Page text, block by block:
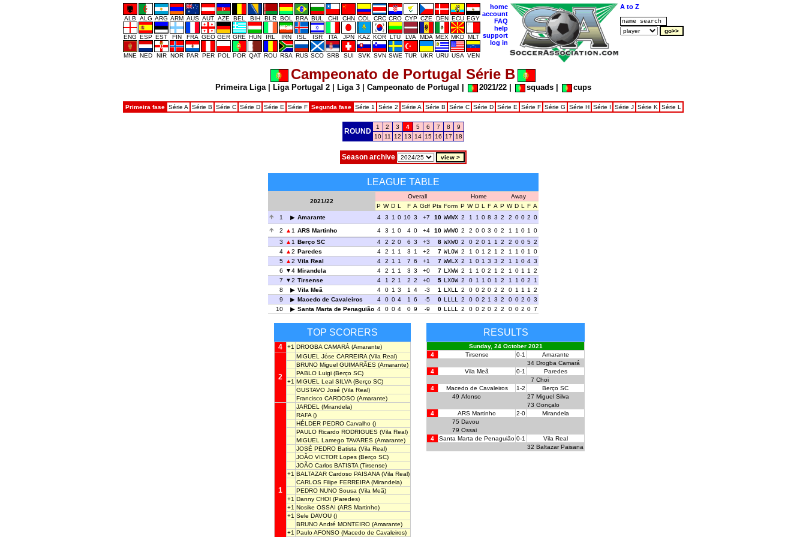
ALB ALG ARG ARM AUS AUT AZE BEL BIH BLR BOL BRA BUL CHI CHN COL CRC CRO CYP CZE DEN ECU EGY
ENG ESP EST FIN FRA GEO GER GRE HUN IRL IRN ISL ISR ITA JPN KAZ KOR LTU LVA MDA MEX MKD MLT
MNE NED NIR NOR PAR PER POL POR QAT ROU RSA RUS SCO SRB SUI SVK SVN SWE TUR UKR URU USA VEN
home
account
FAQ
help
support
log in
A to Z
Campeonato de Portugal Série B
Primeira Liga| Liga Portugal 2| Liga 3| Campeonato de Portugal 2021/22| squads| cups
Primeira fase Série A Série B Série C Série D Série E Série F Segunda fase Série 1 Série 2 Série A Série B Série C Série D Série E Série F Série G Série H Série I Série J Série K Série L
ROUND
1 2 3 4 5 6 7 8
9
10 11 12 13 14 15 16 17 18
Season archive
LEAGUE TABLE
2021/22
Overall Home
Away
P W D L F A Gdf Pts Form P W D L F A P W D L F A
1
Amarante 4 3 1 0 10 3 +7 10 WWWX 2 1 1 0 8 3 2 2 0 0 2 0
2
1 ARS Martinho 4 3 1 0 4 0 +4 10 WWWO 2 2 0 0 3 0 2 1 1 0 1 0
3
1 Berço SC 4 2 2 0 6 3 +3 8 WXWO 2 0 2 0 1 1 2 2 0 0 5 2
4
2 Paredes 4 2 1 1 3 1 +2 7 WLOW 2 1 0 1 2 1 2 1 1 0 1 0
5
2 Vila Real 4 2 1 1 7 6 +1 7 WWLX 2 1 0 1 3 3 2 1 1 0 4 3
6
4 Mirandela 4 2 1 1 3 3 +0 7 LXWW 2 1 1 0 2 1 2 1 0 1 1 2
7
2 Tirsense 4 1 2 1 2 2 +0 5 LXOW 2 0 1 1 0 1 2 1 1 0 2 1
8
Vila Meã 4 0 1 3 1 4 -3 1 LXLL 2 0 0 2 0 2 2 0 1 1 1 2
9
Macedo de Cavaleiros 4 0 0 4 1 6 -5 0 LLLL 2 0 0 2 1 3 2 0 0 2 0 3
10
Santa Marta de Penaguião 4 0 0 4 0 9 -9 0 LLLL 2 0 0 2 0 2 2 0 0 2 0 7
TOP SCORERS
4 +1 DROGBA CAMARÁ (Amarante)
2
MIGUEL Jóse CARREIRA (Vila Real)
BRUNO Miguel GUIMARÃES (Amarante)
PABLO Luigi (Berço SC)
+1 MIGUEL Leal SILVA (Berço SC)
GUSTAVO José (Vila Real)
Francisco CARDOSO (Amarante)
1
JARDEL
(Mirandela)
RAFA ()
HÉLDER PEDRO Carvalho ()
PAULO Ricardo RODRIGUES (Vila Real)
MIGUEL Lamego TAVARES (Amarante)
JOSÉ PEDRO Batista (Vila Real)
JOÃO VICTOR Lopes (Berço SC)
JOÃO Carlos BATISTA (Tirsense)
+1 BALTAZAR Cardoso PAISANA (Vila Real)
CARLOS Filipe FERREIRA (Mirandela)
PEDRO NUNO Sousa (Vila Meã)
+1 Danny CHOI (Paredes)
+1 Nosike OSSAI (ARS Martinho)
+1 Sele DAVOU ()
BRUNO André MONTEIRO (Amarante)
+1 Paulo AFONSO (Macedo de Cavaleiros)
RESULTS
Sunday, 24 October 2021
4
Tirsense 0-1
Amarante
34 Drogba Camará
4
Vila Meã 0-1
Paredes
7 Choi
4
Macedo de Cavaleiros 1-2
Berço SC
49 Afonso 27 Miguel Silva
73 Gonçalo
4
ARS Martinho 2-0
Mirandela
75 Davou
79 Ossai
4
Santa Marta de Penaguião 0-1
Vila Real
32 Baltazar Paisana